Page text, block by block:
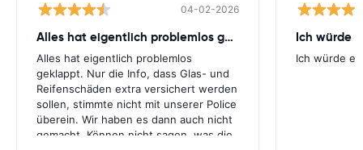
04-02-2026
Alles hat eigentlich problemlos geklappt
Alles hat eigentlich problemlos
geklappt. Nur die Info, dass Glas- und
Reifenschäden extra versichert werden
sollen, stimmte nicht mit unserer Police
überein. Wir haben es dann auch nicht
gemacht. Können nicht sagen, was die
Ich würde
Ich würde